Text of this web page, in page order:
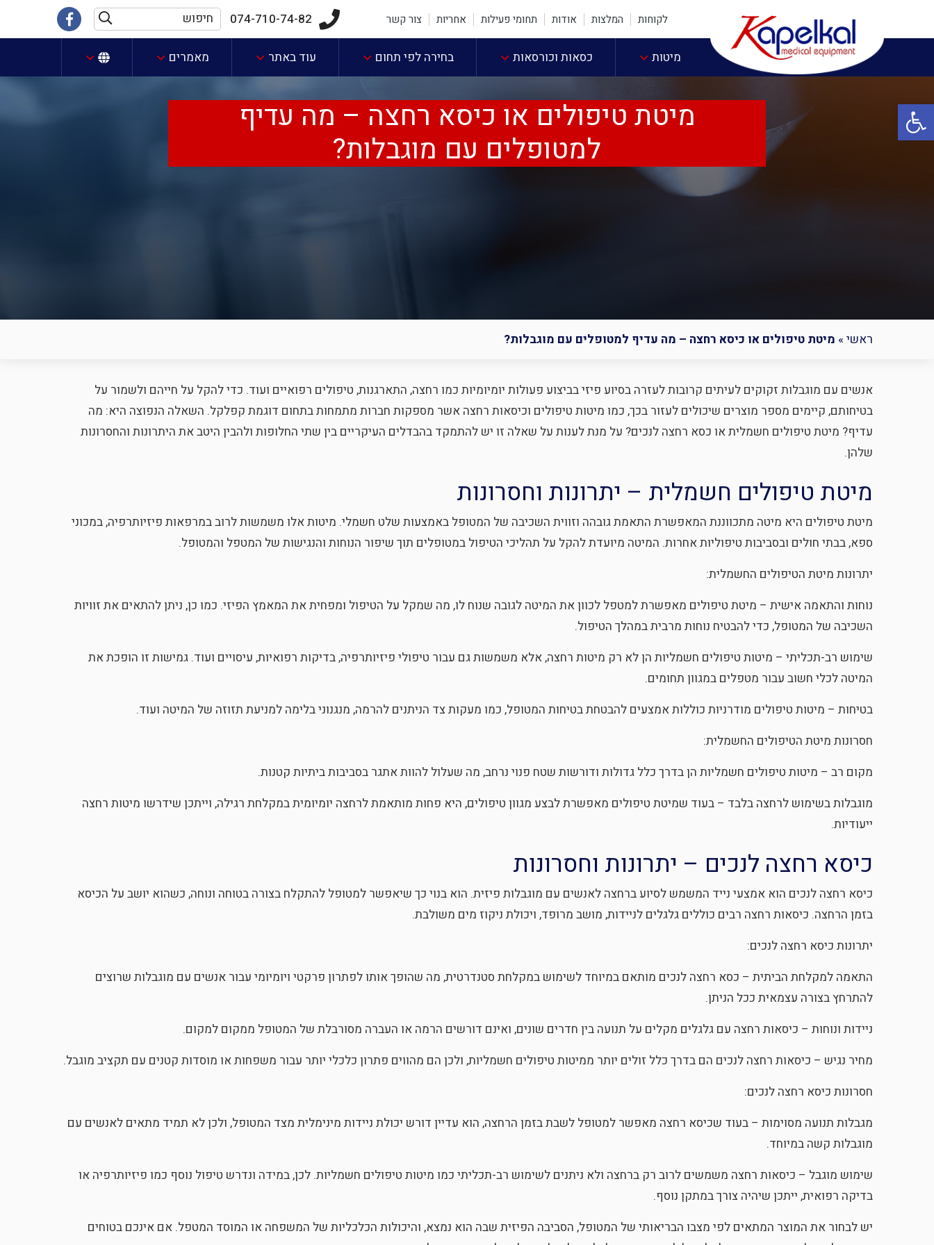
פתח סרגל נגישות
לקוחות המלצות אודות תחומי פעילות אחריות צור קשר 074-710-74-82 חיפוש חיפוש
קישור
לעמוד
מיטות כסאות וכורסאות בחירה לפי תחום עוד באתר מאמרים
מיטת טיפולים או כיסא רחצה – מה עדיף
למטופלים עם מוגבלות?
ראשי » מיטת טיפולים או כיסא רחצה – מה עדיף למטופלים עם מוגבלות?
אנשים עם מוגבלות זקוקים לעיתים קרובות לעזרה בסיוע פיזי בביצוע פעולות יומיומיות כמו רחצה, התארגנות, טיפולים רפואיים ועוד. כדי להקל על חייהם ולשמור על
בטיחותם, קיימים מספר מוצרים שיכולים לעזור בכך, כמו מיטות טיפולים וכיסאות רחצה אשר מספקות חברות מתמחות בתחום דוגמת קפלקל. השאלה הנפוצה היא: מה
עדיף? מיטת טיפולים חשמלית או כסא רחצה לנכים? על מנת לענות על שאלה זו יש להתמקד בהבדלים העיקריים בין שתי החלופות ולהבין היטב את היתרונות והחסרונות
שלהן.
מיטת טיפולים חשמלית – יתרונות וחסרונות
מיטת טיפולים היא מיטה מתכווננת המאפשרת התאמת גובהה וזווית השכיבה של המטופל באמצעות שלט חשמלי. מיטות אלו משמשות לרוב במרפאות פיזיותרפיה, במכוני
ספא, בבתי חולים ובסביבות טיפוליות אחרות. המיטה מיועדת להקל על תהליכי הטיפול במטופלים תוך שיפור הנוחות והנגישות של המטפל והמטופל.
יתרונות מיטת הטיפולים החשמלית:
נוחות והתאמה אישית – מיטת טיפולים מאפשרת למטפל לכוון את המיטה לגובה שנוח לו, מה שמקל על הטיפול ומפחית את המאמץ הפיזי. כמו כן, ניתן להתאים את זוויות
השכיבה של המטופל, כדי להבטיח נוחות מרבית במהלך הטיפול.
שימוש רב-תכליתי – מיטות טיפולים חשמליות הן לא רק מיטות רחצה, אלא משמשות גם עבור טיפולי פיזיותרפיה, בדיקות רפואיות, עיסויים ועוד. גמישות זו הופכת את
המיטה לכלי חשוב עבור מטפלים במגוון תחומים.
בטיחות – מיטות טיפולים מודרניות כוללות אמצעים להבטחת בטיחות המטופל, כמו מעקות צד הניתנים להרמה, מנגנוני בלימה למניעת תזוזה של המיטה ועוד.
חסרונות מיטת הטיפולים החשמלית:
מקום רב – מיטות טיפולים חשמליות הן בדרך כלל גדולות ודורשות שטח פנוי נרחב, מה שעלול להוות אתגר בסביבות ביתיות קטנות.
מוגבלות בשימוש לרחצה בלבד – בעוד שמיטת טיפולים מאפשרת לבצע מגוון טיפולים, היא פחות מותאמת לרחצה יומיומית במקלחת רגילה, וייתכן שידרשו מיטות רחצה
ייעודיות.
כיסא רחצה לנכים – יתרונות וחסרונות
כיסא רחצה לנכים הוא אמצעי נייד המשמש לסיוע ברחצה לאנשים עם מוגבלות פיזית. הוא בנוי כך שיאפשר למטופל להתקלח בצורה בטוחה ונוחה, כשהוא יושב על הכיסא
בזמן הרחצה. כיסאות רחצה רבים כוללים גלגלים לניידות, מושב מרופד, ויכולת ניקוז מים משולבת.
יתרונות כיסא רחצה לנכים:
התאמה למקלחת הביתית – כסא רחצה לנכים מותאם במיוחד לשימוש במקלחת סטנדרטית, מה שהופך אותו לפתרון פרקטי ויומיומי עבור אנשים עם מוגבלות שרוצים
להתרחץ בצורה עצמאית ככל הניתן.
ניידות ונוחות – כיסאות רחצה עם גלגלים מקלים על תנועה בין חדרים שונים, ואינם דורשים הרמה או העברה מסורבלת של המטופל ממקום למקום.
מחיר נגיש – כיסאות רחצה לנכים הם בדרך כלל זולים יותר ממיטות טיפולים חשמליות, ולכן הם מהווים פתרון כלכלי יותר עבור משפחות או מוסדות קטנים עם תקציב מוגבל.
חסרונות כיסא רחצה לנכים:
מגבלות תנועה מסוימות – בעוד שכיסא רחצה מאפשר למטופל לשבת בזמן הרחצה, הוא עדיין דורש יכולת ניידות מינימלית מצד המטופל, ולכן לא תמיד מתאים לאנשים עם
מוגבלות קשה במיוחד.
שימוש מוגבל – כיסאות רחצה משמשים לרוב רק ברחצה ולא ניתנים לשימוש רב-תכליתי כמו מיטות טיפולים חשמליות. לכן, במידה ונדרש טיפול נוסף כמו פיזיותרפיה או
בדיקה רפואית, ייתכן שיהיה צורך במתקן נוסף.
יש לבחור את המוצר המתאים לפי מצבו הבריאותי של המטופל, הסביבה הפיזית שבה הוא נמצא, והיכולות הכלכליות של המשפחה או המוסד המטפל. אם אינכם בטוחים